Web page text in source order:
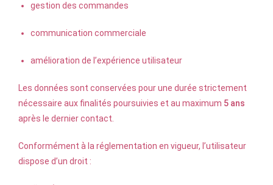
gestion des commandes
communication commerciale
amélioration de l’expérience utilisateur
Les données sont conservées pour une durée strictement
nécessaire aux finalités poursuivies et au maximum 5 ans
après le dernier contact.
Conformément à la réglementation en vigueur, l’utilisateur
dispose d’un droit :